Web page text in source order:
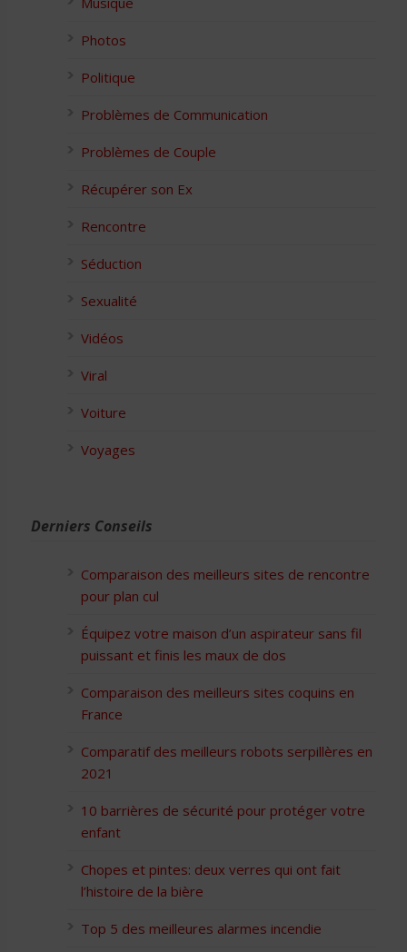
Photos
Politique
Problèmes de Communication
Problèmes de Couple
Récupérer son Ex
Rencontre
Séduction
Sexualité
Vidéos
Viral
Voiture
Voyages
Derniers Conseils
Comparaison des meilleurs sites de rencontre
pour plan cul
Équipez votre maison d’un aspirateur sans fil
puissant et finis les maux de dos
Comparaison des meilleurs sites coquins en
France
Comparatif des meilleurs robots serpillères en
2021
10 barrières de sécurité pour protéger votre
enfant
Chopes et pintes: deux verres qui ont fait
l’histoire de la bière
Top 5 des meilleures alarmes incendie